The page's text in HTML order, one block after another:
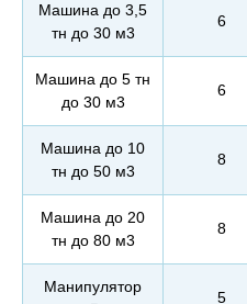
Машина до 3,5
тн до 30 м3
6
Машина до 5 тн
до 30 м3
6
Машина до 10
тн до 50 м3
8
Машина до 20
тн до 80 м3
8
Манипулятор
5